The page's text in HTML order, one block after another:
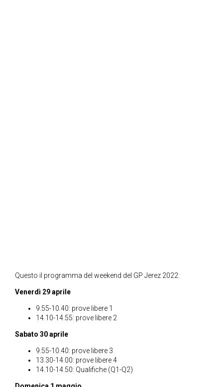
Questo il programma del weekend del GP Jerez 2022:
Venerdì 29 aprile
9.55-10.40: prove libere 1
14.10-14.55: prove libere 2
Sabato 30 aprile
9.55-10.40: prove libere 3
13.30-14.00: prove libere 4
14.10-14.50: Qualifiche (Q1-Q2)